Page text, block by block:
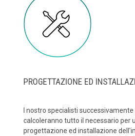
PROGETTAZIONE ED
I nostro specialisti
calcoleranno tutto il necessario per
progettazione ed installazione